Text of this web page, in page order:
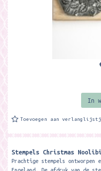
In
Toevoegen aan
Stempels Christmas
Prachtige stempels ontworpen